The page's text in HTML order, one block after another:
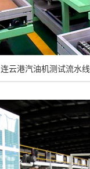
连云港汽油机测试流水线